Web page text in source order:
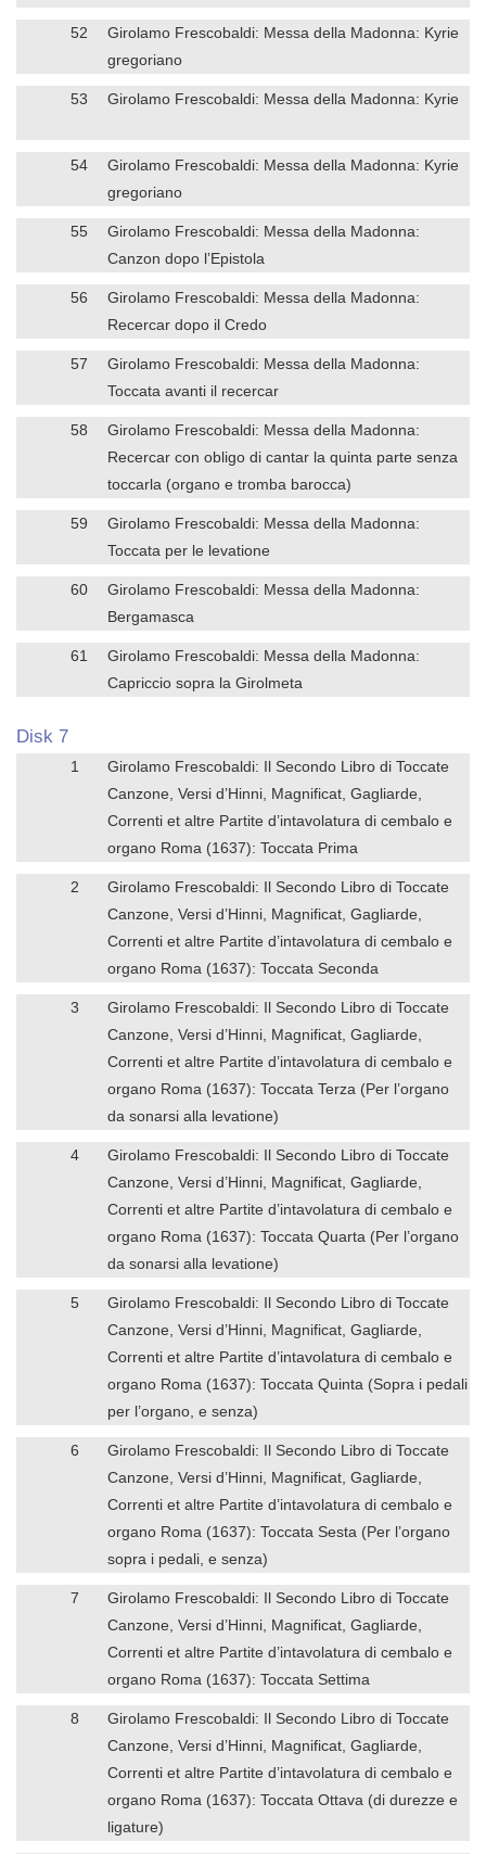
52
Girolamo Frescobaldi: Messa della Madonna: Kyrie
gregoriano
53 Girolamo Frescobaldi: Messa della Madonna: Kyrie
54
Girolamo Frescobaldi: Messa della Madonna: Kyrie
gregoriano
55
Girolamo Frescobaldi: Messa della Madonna:
Canzon dopo l’Epistola
56
Girolamo Frescobaldi: Messa della Madonna:
Recercar dopo il Credo
57
Girolamo Frescobaldi: Messa della Madonna:
Toccata avanti il recercar
58
Girolamo Frescobaldi: Messa della Madonna:
Recercar con obligo di cantar la quinta parte senza
toccarla (organo e tromba barocca)
59
Girolamo Frescobaldi: Messa della Madonna:
Toccata per le levatione
60
Girolamo Frescobaldi: Messa della Madonna:
Bergamasca
61
Girolamo Frescobaldi: Messa della Madonna:
Capriccio sopra la Girolmeta
Disk 7
1
Girolamo Frescobaldi: Il Secondo Libro di Toccate
Canzone, Versi d’Hinni, Magnificat, Gagliarde,
Correnti et altre Partite d’intavolatura di cembalo e
organo Roma (1637): Toccata Prima
2
Girolamo Frescobaldi: Il Secondo Libro di Toccate
Canzone, Versi d’Hinni, Magnificat, Gagliarde,
Correnti et altre Partite d’intavolatura di cembalo e
organo Roma (1637): Toccata Seconda
3
Girolamo Frescobaldi: Il Secondo Libro di Toccate
Canzone, Versi d’Hinni, Magnificat, Gagliarde,
Correnti et altre Partite d’intavolatura di cembalo e
organo Roma (1637): Toccata Terza (Per l’organo
da sonarsi alla levatione)
4
Girolamo Frescobaldi: Il Secondo Libro di Toccate
Canzone, Versi d’Hinni, Magnificat, Gagliarde,
Correnti et altre Partite d’intavolatura di cembalo e
organo Roma (1637): Toccata Quarta (Per l’organo
da sonarsi alla levatione)
5
Girolamo Frescobaldi: Il Secondo Libro di Toccate
Canzone, Versi d’Hinni, Magnificat, Gagliarde,
Correnti et altre Partite d’intavolatura di cembalo e
organo Roma (1637): Toccata Quinta (Sopra i pedali
per l’organo, e senza)
6
Girolamo Frescobaldi: Il Secondo Libro di Toccate
Canzone, Versi d’Hinni, Magnificat, Gagliarde,
Correnti et altre Partite d’intavolatura di cembalo e
organo Roma (1637): Toccata Sesta (Per l’organo
sopra i pedali, e senza)
7
Girolamo Frescobaldi: Il Secondo Libro di Toccate
Canzone, Versi d’Hinni, Magnificat, Gagliarde,
Correnti et altre Partite d’intavolatura di cembalo e
organo Roma (1637): Toccata Settima
8
Girolamo Frescobaldi: Il Secondo Libro di Toccate
Canzone, Versi d’Hinni, Magnificat, Gagliarde,
Correnti et altre Partite d’intavolatura di cembalo e
organo Roma (1637): Toccata Ottava (di durezze e
ligature)